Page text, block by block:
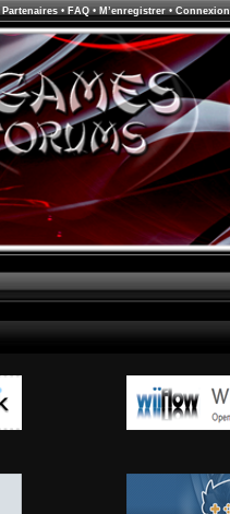
Partenaires• FAQ• M’enregistrer• Connexion